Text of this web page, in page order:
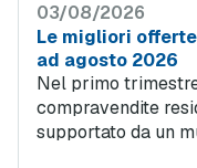
03/08/2026
Le migliori
ad agosto 2026
Nel primo
compravendite
supportato da un